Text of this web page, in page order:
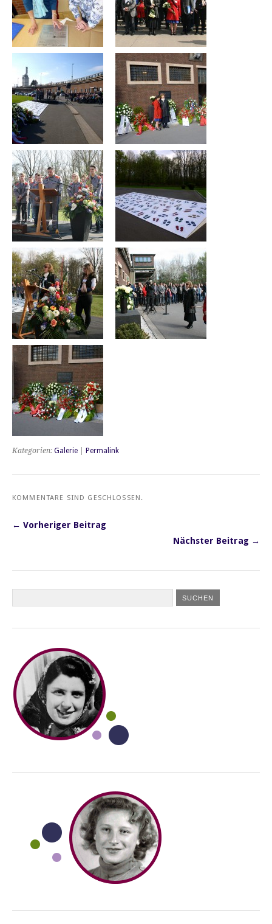
Kategorien: Galerie Permalink
KOMMENTARE SIND GESCHLOSSEN.
← Vorheriger Beitrag
Nächster Beitrag →